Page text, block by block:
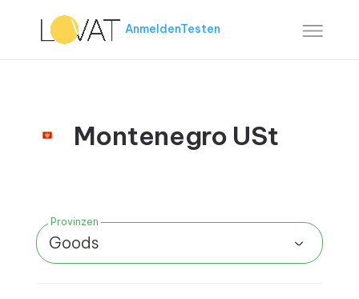
AnmeldenTesten
Montenegro USt
Provinzen
Goods